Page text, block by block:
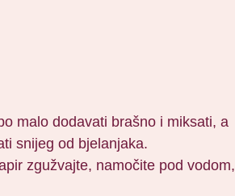
malo dodavati brašno i miksati, a
snijeg od bjelanjaka.
zgužvajte, namočite pod vodom,